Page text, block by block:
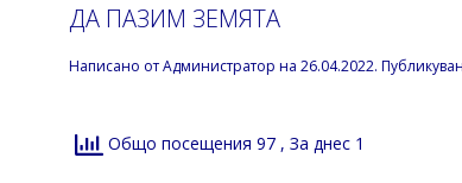
ДА ПАЗИМ ЗЕМЯТА
Написано отАдминистратор на26.04.2022.
Общо посещения 97 , За днес 1